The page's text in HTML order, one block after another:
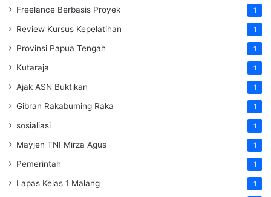
Freelance Berbasis Proyek 1
Review Kursus Kepelatihan 1
Provinsi Papua Tengah 1
Kutaraja 1
Ajak ASN Buktikan 1
Gibran Rakabuming Raka 1
sosialiasi 1
Mayjen TNI Mirza Agus 1
Pemerintah 1
Lapas Kelas 1 Malang 1